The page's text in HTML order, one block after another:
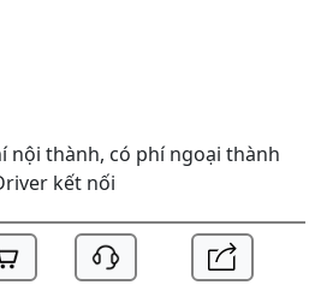
nội thành, có phí ngoại thành
kết nối